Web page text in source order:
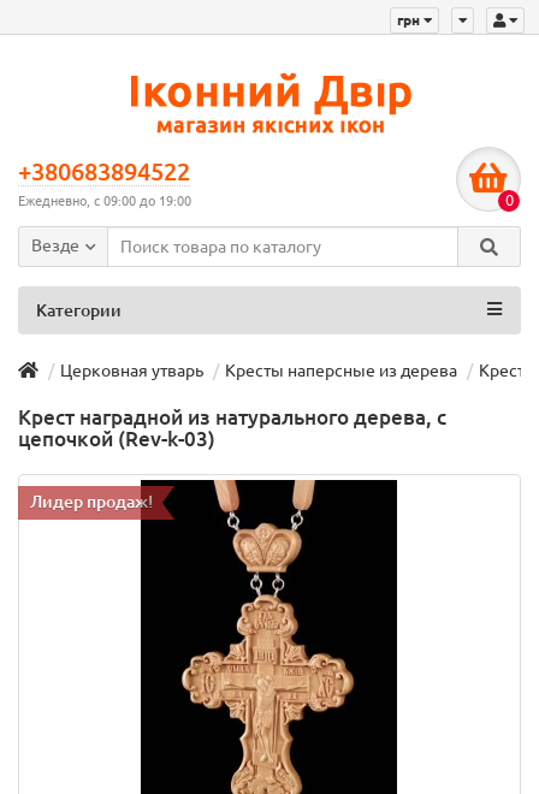
грн
+380683894522
Ежедневно, с 09:00 до 19:00 0
Везде
Категории
Церковная утварь Кресты наперсные из дерева Крест
Крест наградной из натурального дерева, с
цепочкой (Rev-k-03)
Лидер продаж!